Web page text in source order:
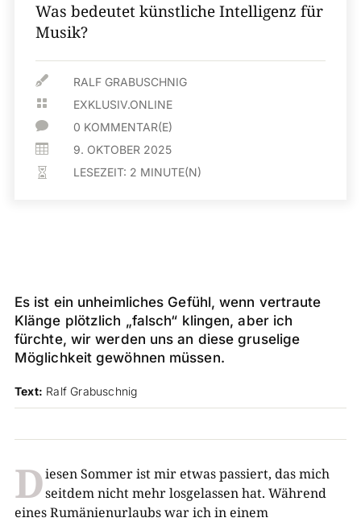
Was bedeutet künstliche Intelligenz für
Musik?
 RALF GRABUSCHNIG
 EXKLUSIV.ONLINE
 0 KOMMENTAR(E)
 9. OKTOBER 2025
 LESEZEIT: 2 MINUTE(N)
Es ist ein unheimliches Gefühl, wenn vertraute
Klänge plötzlich „falsch“ klingen, aber ich
fürchte, wir werden uns an diese gruselige
Möglichkeit gewöhnen müssen.
Text: Ralf Grabuschnig
Diesen Sommer ist mir etwas passiert, das mich
seitdem nicht mehr losgelassen hat. Während
eines Rumänienurlaubs war ich in einem